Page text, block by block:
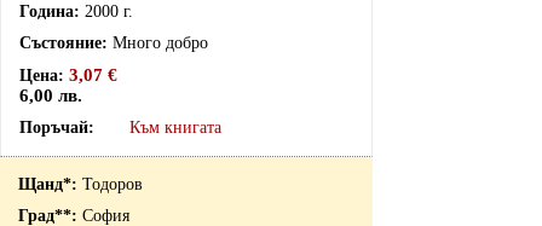
2000 г.
Много добро
3,07 €
6,00 лв.
Към книгата
Тодоров
София